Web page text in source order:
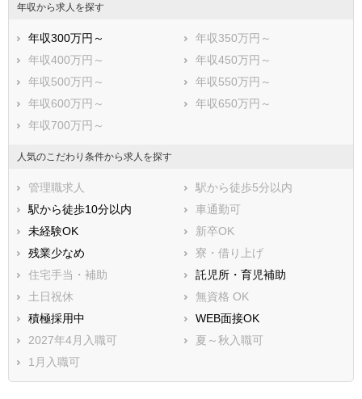
年収から求人を探す
年収300万円～
年収350万円～
年収400万円～
年収450万円～
年収500万円～
年収550万円～
年収600万円～
年収650万円～
年収700万円～
人気のこだわり条件から求人を探す
管理職求人
駅から徒歩5分以内
駅から徒歩10分以内
車通勤可
未経験OK
新卒OK
残業少なめ
寮・借り上げ
住宅手当・補助
託児所・育児補助
土日祝休
無資格 OK
積極採用中
WEB面接OK
2027年4月入職可
夏～秋入職可
1月入職可